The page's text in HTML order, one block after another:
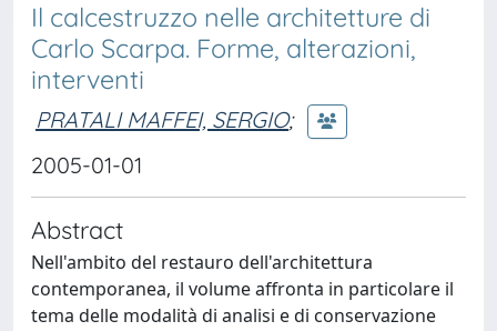
Il calcestruzzo nelle architetture di
Carlo Scarpa. Forme, alterazioni,
interventi
PRATALI MAFFEI, SERGIO;
2005-01-01
Abstract
Nell'ambito del restauro dell'architettura
contemporanea, il volume affronta in particolare il
tema delle modalità di analisi e di conservazione